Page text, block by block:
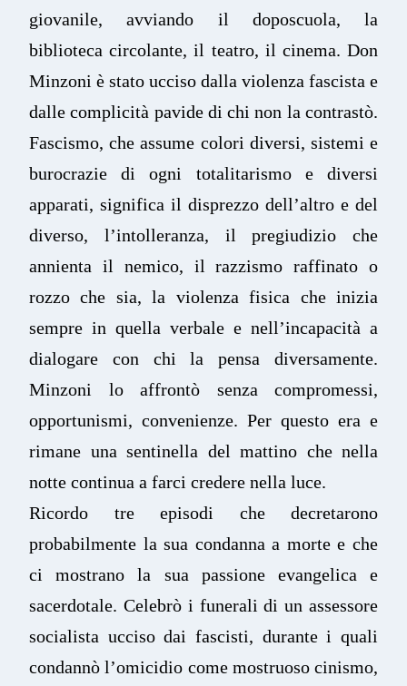
giovanile, avviando il doposcuola, la
biblioteca circolante, il teatro, il cinema. Don
Minzoni è stato ucciso dalla violenza fascista e
dalle complicità pavide di chi non la contrastò.
Fascismo, che assume colori diversi, sistemi e
burocrazie di ogni totalitarismo e diversi
apparati, significa il disprezzo dell’altro e del
diverso, l’intolleranza, il pregiudizio che
annienta il nemico, il razzismo raffinato o
rozzo che sia, la violenza fisica che inizia
sempre in quella verbale e nell’incapacità a
dialogare con chi la pensa diversamente.
Minzoni lo affrontò senza compromessi,
opportunismi, convenienze. Per questo era e
rimane una sentinella del mattino che nella
notte continua a farci credere nella luce.
Ricordo tre episodi che decretarono
probabilmente la sua condanna a morte e che
ci mostrano la sua passione evangelica e
sacerdotale. Celebrò i funerali di un assessore
socialista ucciso dai fascisti, durante i quali
condannò l’omicidio come mostruoso cinismo,